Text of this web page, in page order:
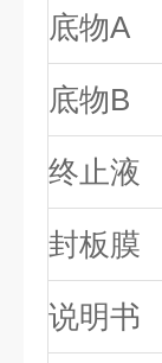
底物A
底物B
终止液
封板膜
说明书